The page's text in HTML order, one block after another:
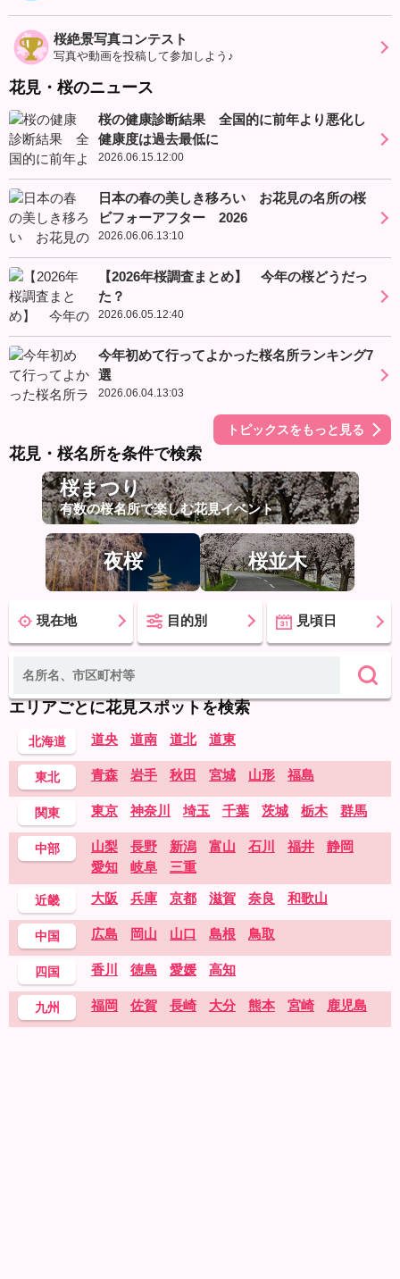
桜絶景写真コンテスト
写真や動画を投稿して参加しよう♪
花見・桜のニュース
桜の健康診断結果 全国的に前年より悪化し
健康度は過去最低に
2026.06.15.12:00
日本の春の美しき移ろい お花見の名所の桜
ビフォーアフター 2026
2026.06.06.13:10
【2026年桜調査まとめ】 今年の桜どうだっ
た？
2026.06.05.12:40
今年初めて行ってよかった桜名所ランキング7
選
2026.06.04.13:03
トピックスをもっと見る
花見・桜名所を条件で検索
桜まつり
有数の桜名所で楽しむ花見イベント
夜桜 桜並木
現在地 目的別 見頃日
エリアごとに花見スポットを検索
北海道 道央 道南 道北 道東
東北 青森 岩手 秋田 宮城 山形 福島
関東 東京 神奈川 埼玉 千葉 茨城 栃木 群馬
中部 山梨 長野 新潟 富山 石川 福井
静岡
愛知
岐阜 三重
近畿 大阪 兵庫 京都 滋賀 奈良 和歌山
中国 広島 岡山 山口 島根 鳥取
四国 香川 徳島 愛媛 高知
九州 福岡 佐賀 長崎 大分 熊本 宮崎 鹿児島